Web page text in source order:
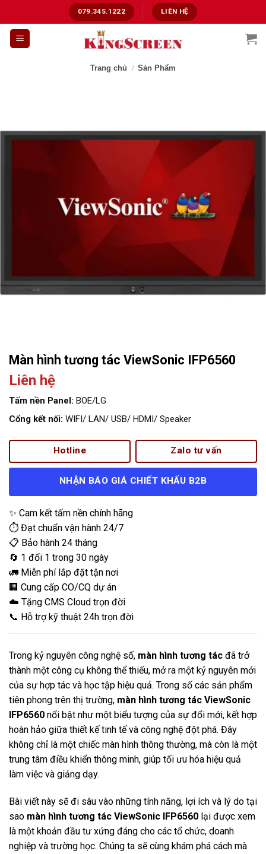
đến
dung
079.345.1222 LIÊN HỆ
Trang chủ / Sản Phẩm
Màn hình tương tác ViewSonic IFP6560
Liên hệ
Tấm nền Panel: BOE/LG
Cổng kết nối: WIFI/ LAN/ USB/ HDMI/ Speaker
Hotline Zalo tư vấn
NHẬN BÁO GIÁ CHIẾT KHẤU B2B
✨ Cam kết tấm nền chính hãng
⏱️ Đạt chuẩn vận hành 24/7
📋 Bảo hành 24 tháng
🔄 1 đổi 1 trong 30 ngày
🚛 Miễn phí lắp đặt tận nơi
🏢 Cung cấp CO/CQ dự án
☁️ Tặng CMS Cloud trọn đời
📞 Hỗ trợ kỹ thuật 24h trọn đời
Trong kỷ nguyên công nghệ số, màn hình tương tác đã trở
thành một công cụ không thể thiếu, mở ra một kỷ nguyên mới
của sự hợp tác và học tập hiệu quả. Trong số các sản phẩm
tiên phong trên thị trường, màn hình tương tác ViewSonic
IFP6560 nổi bật như một biểu tượng của sự đổi mới, kết hợp
hoàn hảo giữa thiết kế tinh tế và công nghệ đột phá. Đây
không chỉ là một chiếc màn hình thông thường, mà còn là một
trung tâm điều khiển thông minh, giúp tối ưu hóa hiệu quả
làm việc và giảng dạy.
Bài viết này sẽ đi sâu vào những tính năng, lợi ích và lý do tại
sao màn hình tương tác ViewSonic IFP6560 lại được xem
là một khoản đầu tư xứng đáng cho các tổ chức, doanh
nghiệp và trường học. Chúng ta sẽ cùng khám phá cách mà